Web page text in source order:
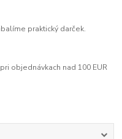
praktický darček.
objednávkach nad 100 EUR